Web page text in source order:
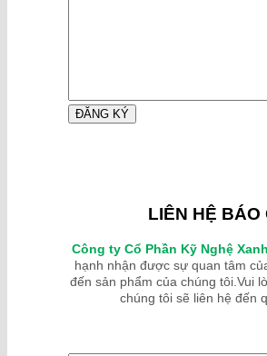
LIÊN HỆ BÁO
Công ty Cổ Phần Kỹ Nghệ
hạnh nhận được sự quan tâm
đến sản phẩm của chúng tôi.Vui
chúng tôi sẽ liên hệ đến